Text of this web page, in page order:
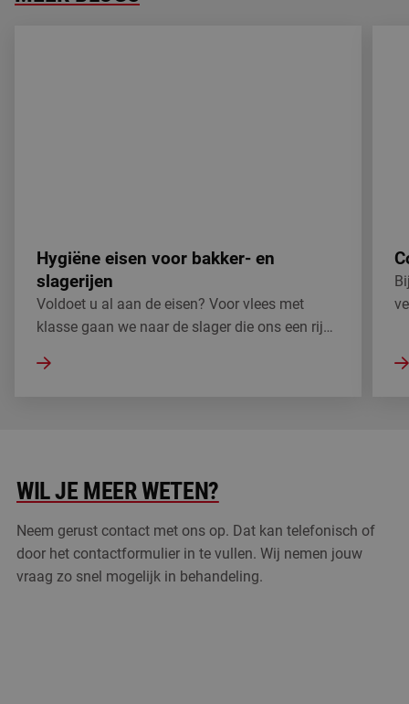
Hygiëne eisen voor bakker- en
slagerijen
Voldoet u al aan de eisen? Voor vlees met
klasse gaan we naar de slager die ons een rijk
alle brood kunsten gaan we langs de bakker
met eten wordt gewerkt, moet worden voldaan
klant als u, de bakker of slager, is het
noodzakelijk dat er een hoog hygiëne niveau is
op de plekken waar met voedsel wordt gewerkt.
WIL JE MEER WETEN?
Neem gerust contact met ons op. Dat kan telefonisch of
door het contactformulier in te vullen. Wij nemen jouw
vraag zo snel mogelijk in behandeling.